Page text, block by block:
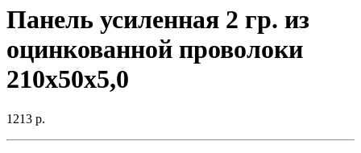
Панель усиленная 2 гр. из
оцинкованной проволоки
210х50х5,0
1213 р.